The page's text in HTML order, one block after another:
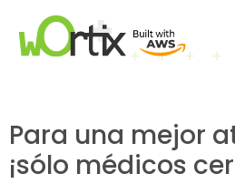
Para una mejor
¡sólo médicos